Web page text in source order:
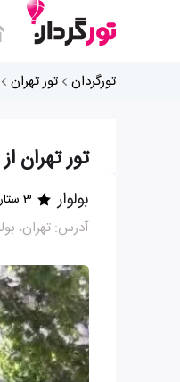
تورگردان تور تهران
تور تهران
بولوار 3 ستاره
آدرس: تهران،